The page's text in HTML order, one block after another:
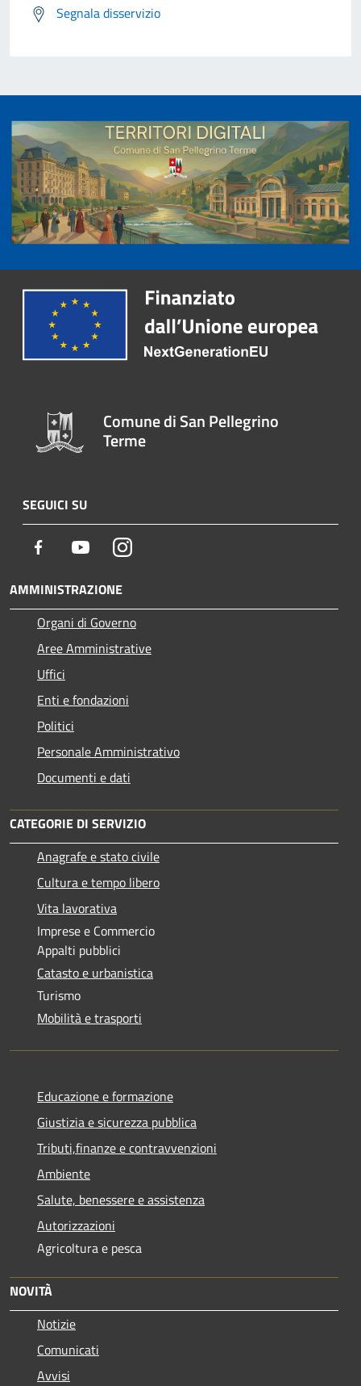
Segnala disservizio
Comune di San Pellegrino
Terme
SEGUICI SU
Facebook YoutubeInstagram
AMMINISTRAZIONE
Organi di Governo
Aree Amministrative
Uffici
Enti e fondazioni
Politici
Personale Amministrativo
Documenti e dati
CATEGORIE DI SERVIZIO
Anagrafe e stato civile
Cultura e tempo libero
Vita lavorativa
Imprese e Commercio
Appalti pubblici
Catasto e urbanistica
Turismo
Mobilità e trasporti
Educazione e formazione
Giustizia e sicurezza pubblica
Tributi,finanze e contravvenzioni
Ambiente
Salute, benessere e assistenza
Autorizzazioni
Agricoltura e pesca
NOVITÀ
Notizie
Comunicati
Avvisi